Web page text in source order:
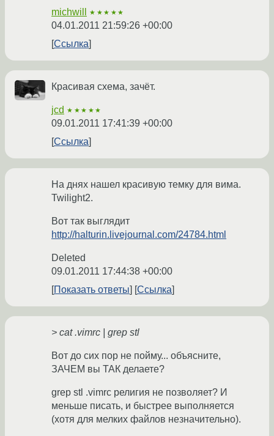
michwill ★★★★★
04.01.2011 21:59:26 +00:00
Ссылка
Красивая схема, зачёт.
jcd ★★★★★
09.01.2011 17:41:39 +00:00
Ссылка
На днях нашел красивую темку для вима.
Twilight2.
Вот так выглядит
http://halturin.livejournal.com/24784.html
Deleted
09.01.2011 17:44:38 +00:00
Показать ответы
Ссылка
> cat .vimrc | grep stl
Вот до сих пор не пойму... объясните,
ЗАЧЕМ вы ТАК делаете?
grep stl .vimrc религия не позволяет? И
меньше писать, и быстрее выполняется
(хотя для мелких файлов незначительно).